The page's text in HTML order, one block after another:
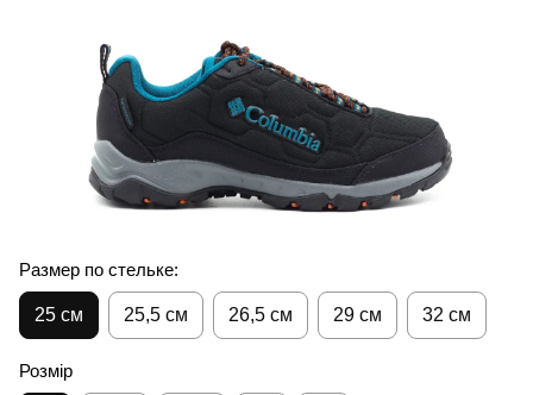
Размер по стельке:
25 см 25,5 см 26,5 см 29 см 32 см
Розмір